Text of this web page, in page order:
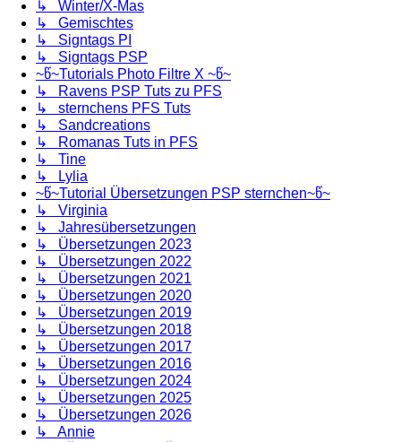
↳ Winter/X-Mas
↳ Gemischtes
↳ Signtags PI
↳ Signtags PSP
~წ~Tutorials Photo Filtre X ~წ~
↳ Ravens PSP Tuts zu PFS
↳ sternchens PFS Tuts
↳ Sandcreations
↳ Romanas Tuts in PFS
↳ Tine
↳ Lylia
~წ~Tutorial Übersetzungen PSP sternchen~წ~
↳ Virginia
↳ Jahresübersetzungen
↳ Übersetzungen 2023
↳ Übersetzungen 2022
↳ Übersetzungen 2021
↳ Übersetzungen 2020
↳ Übersetzungen 2019
↳ Übersetzungen 2018
↳ Übersetzungen 2017
↳ Übersetzungen 2016
↳ Übersetzungen 2024
↳ Übersetzungen 2025
↳ Übersetzungen 2026
↳ Annie